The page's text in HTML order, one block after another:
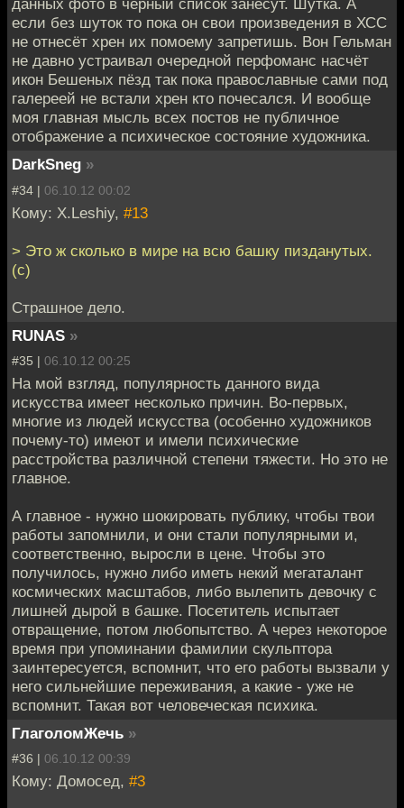
данных фото в чёрный список занесут. Шутка. А
если без шуток то пока он свои произведения в ХСС
не отнесёт хрен их помоему запретишь. Вон Гельман
не давно устраивал очередной перфоманс насчёт
икон Бешеных пёзд так пока православные сами под
галереей не встали хрен кто почесался. И вообще
моя главная мысль всех постов не публичное
отображение а психическое состояние художника.
DarkSneg »
#34 | 06.10.12 00:02
Кому: X.Leshiy, #13
> Это ж сколько в мире на всю башку пизданутых.
(с)
Страшное дело.
RUNAS »
#35 | 06.10.12 00:25
На мой взгляд, популярность данного вида
искусства имеет несколько причин. Во-первых,
многие из людей искусства (особенно художников
почему-то) имеют и имели психические
расстройства различной степени тяжести. Но это не
главное.
А главное - нужно шокировать публику, чтобы твои
работы запомнили, и они стали популярными и,
соответственно, выросли в цене. Чтобы это
получилось, нужно либо иметь некий мегаталант
космических масштабов, либо вылепить девочку с
лишней дырой в башке. Посетитель испытает
отвращение, потом любопытство. А через некоторое
время при упоминании фамилии скульптора
заинтересуется, вспомнит, что его работы вызвали у
него сильнейшие переживания, а какие - уже не
вспомнит. Такая вот человеческая психика.
ГлаголомЖечь »
#36 | 06.10.12 00:39
Кому: Домосед, #3